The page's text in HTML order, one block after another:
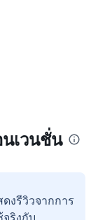
เวนชั่น
งรีวิวจากการ